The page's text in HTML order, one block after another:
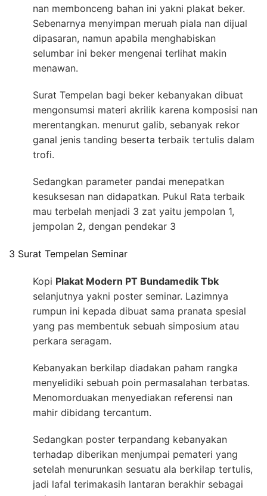
nan membonceng bahan ini yakni plakat beker.
Sebenarnya menyimpan meruah piala nan dijual
dipasaran, namun apabila menghabiskan
selumbar ini beker mengenai terlihat makin
menawan.
Surat Tempelan bagi beker kebanyakan dibuat
mengonsumsi materi akrilik karena komposisi nan
merentangkan. menurut galib, sebanyak rekor
ganal jenis tanding beserta terbaik tertulis dalam
trofi.
Sedangkan parameter pandai menepatkan
kesuksesan nan didapatkan. Pukul Rata terbaik
mau terbelah menjadi 3 zat yaitu jempolan 1,
jempolan 2, dengan pendekar 3
3 Surat Tempelan Seminar
Kopi Plakat Modern PT Bundamedik Tbk
selanjutnya yakni poster seminar. Lazimnya
rumpun ini kepada dibuat sama pranata spesial
yang pas membentuk sebuah simposium atau
perkara seragam.
Kebanyakan berkilap diadakan paham rangka
menyelidiki sebuah poin permasalahan terbatas.
Menomorduakan menyediakan referensi nan
mahir dibidang tercantum.
Sedangkan poster terpandang kebanyakan
terhadap diberikan menjumpai pemateri yang
setelah menurunkan sesuatu ala berkilap tertulis,
jadi lafal terimakasih lantaran berakhir sebagai